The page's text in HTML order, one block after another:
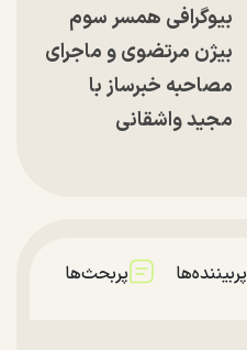
بیوگرافی همسر سوم
بیژن مرتضوی و ماجرای
مصاحبه خبرساز با
مجید واشقانی
پربیننده‌ها پربحث‌ها